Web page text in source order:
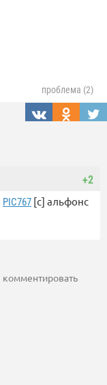
проблема (2)
+2
PIC767 [с] альфонс
комментировать